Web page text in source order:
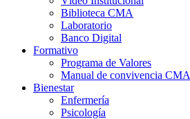
Biblioteca CMA
Laboratorio
Banco Digital
Formativo
Programa de Valores
Manual de convivencia CMA
Bienestar
Enfermería
Psicología